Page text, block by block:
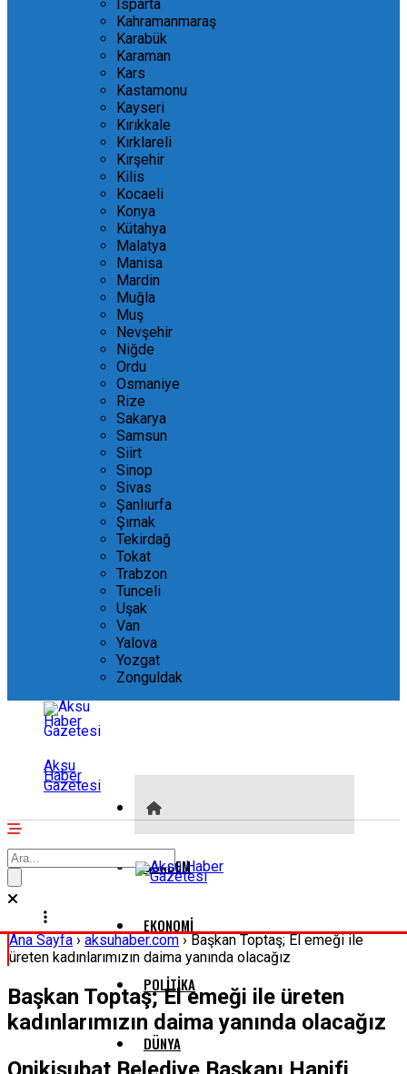
Isparta
Kahramanmaraş
Karabük
Karaman
Kars
Kastamonu
Kayseri
Kırıkkale
Kırklareli
Kırşehir
Kilis
Kocaeli
Konya
Kütahya
Malatya
Manisa
Mardin
Muğla
Muş
Nevşehir
Niğde
Ordu
Osmaniye
Rize
Sakarya
Samsun
Siirt
Sinop
Sivas
Şanlıurfa
Şırnak
Tekirdağ
Tokat
Trabzon
Tunceli
Uşak
Van
Yalova
Yozgat
Zonguldak
Aksu
Haber
Gazetesi
GÜNDEM
EKONOMI
POLITIKA
DÜNYA
Ana Sayfa›aksuhaber.com›Başkan Toptaş; El emeği ile
üreten kadınlarımızın daima yanında olacağız
Başkan Toptaş; El emeği ile üreten
kadınlarımızın daima yanında olacağız